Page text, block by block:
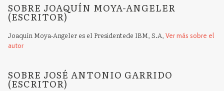
SOBRE JOAQUÍN MOYA-ANGELER
(ESCRITOR)
Joaquín Moya-Angeler es el Presidentede IBM, S.A, Ver más sobre el
autor
SOBRE JOSÉ ANTONIO GARRIDO
(ESCRITOR)